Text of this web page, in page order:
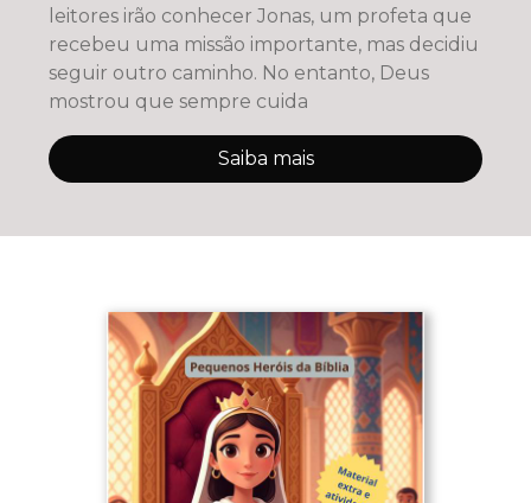
leitores irão conhecer Jonas, um profeta que
recebeu uma missão importante, mas decidiu
seguir outro caminho. No entanto, Deus
mostrou que sempre cuida
Saiba mais